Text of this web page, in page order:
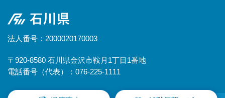
石川県
法人番号：2000020170003
〒920-8580 石川県金沢市鞍月1丁目1番地
電話番号（代表）：076-225-1111